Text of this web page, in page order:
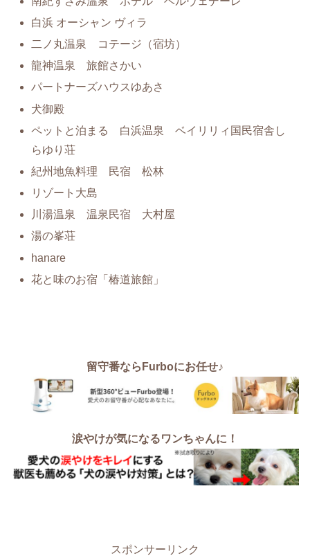
白浜 オーシャン ヴィラ
二ノ丸温泉 コテージ（宿坊）
龍神温泉 旅館さかい
パートナーズハウスゆあさ
犬御殿
ペットと泊まる 白浜温泉 ベイリリィ国民宿舎し
らゆり荘
紀州地魚料理 民宿 松林
リゾート大島
川湯温泉 温泉民宿 大村屋
湯の峯荘
hanare
花と味のお宿「椿道旅館」
留守番ならFurboにお任せ♪
涙やけが気になるワンちゃんに！
スポンサーリンク